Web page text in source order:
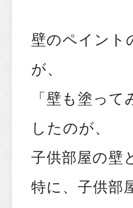
壁のペイント
が、
「壁も塗っ
したのが、
子供部屋の壁
特に、子供部